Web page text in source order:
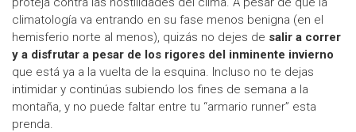
climatología va entrando en su fase menos benigna (en el
hemisferio norte al menos), quizás no dejes de salir a correr
y a disfrutar a pesar de los rigores del inminente invierno
que está ya a la vuelta de la esquina. Incluso no te dejas
intimidar y continúas subiendo los fines de semana a la
montaña, y no puede faltar entre tu “armario runner” esta
prenda.